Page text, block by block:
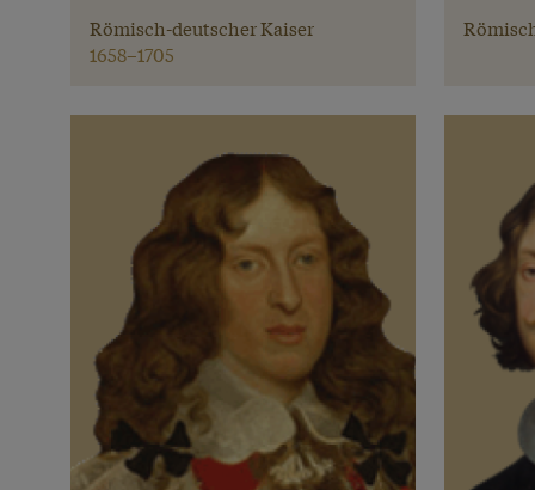
Römisch-deutscher Kaiser
1658–1705